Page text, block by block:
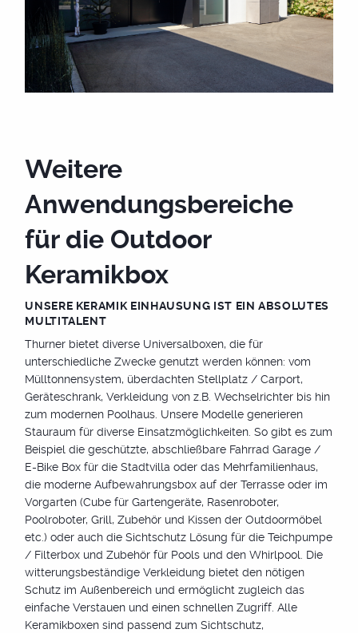
2,- 3,- 4-türig etc.) verfügbar - mit höhenverstellbaren
Füßen und optional abschließbar.
Gestaltungsfreiheit
individuell nach Wunsch
Unsere Keramik Universalbox ist passend zum
Sichtschutz oder auch in verschiedenen
Farbkombinationen erhältlich. Oxido Darknight, Eiche
Natur, Zement,- Betonoptik und viele weitere Farben
stehen zur Auswahl.
Weitere
Anwendungsbereiche
für die Outdoor
Keramikbox
UNSERE KERAMIK EINHAUSUNG IST EIN ABSOLUTES
MULTITALENT
Thurner bietet diverse Universalboxen, die für
unterschiedliche Zwecke genutzt werden können: vom
Mülltonnensystem, überdachten Stellplatz / Carport,
Geräteschrank, Verkleidung von z.B. Wechselrichter bis hin
zum modernen Poolhaus. Unsere Modelle generieren
Stauraum für diverse Einsatzmöglichkeiten. So gibt es zum
Beispiel die geschützte, abschließbare Fahrrad Garage /
E-Bike Box für die Stadtvilla oder das Mehrfamilienhaus,
die moderne Aufbewahrungsbox auf der Terrasse oder im
Vorgarten (Cube für Gartengeräte, Rasenroboter,
Poolroboter, Grill, Zubehör und Kissen der Outdoormöbel
etc.) oder auch die Sichtschutz Lösung für die Teichpumpe
/ Filterbox und Zubehör für Pools und den Whirlpool. Die
witterungsbeständige Verkleidung bietet den nötigen
Schutz im Außenbereich und ermöglicht zugleich das
einfache Verstauen und einen schnellen Zugriff. Alle
Keramikboxen sind passend zum Sichtschutz,